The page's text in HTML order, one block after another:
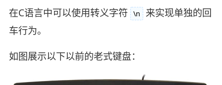
在C语言中可以使用转义字符 \n
来实现单独的回
车行为。
如图展示以下以前的老式键盘：